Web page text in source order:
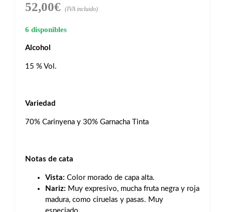
52,00€ (IVA incluido)
6 disponibles
Alcohol
15 % Vol.
Variedad
70% Carinyena y 30% Garnacha Tinta
Notas de cata
Vista: Color morado de capa alta.
Nariz: Muy expresivo, mucha fruta negra y roja
madura, como ciruelas y pasas. Muy